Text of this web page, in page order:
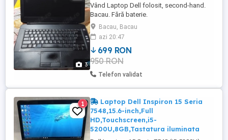
3
Vând Laptop Dell folosit, second-hand.
Bacau. Fără baterie.
Bacau, Bacau
azi 20:47
699 RON
950 RON
Telefon validat
1
Laptop Dell Inspiron 15 Seria
7548,15.6-inch,Full
HD,Touchscreen,i5-
5200U,8GB,Tastatura iluminata